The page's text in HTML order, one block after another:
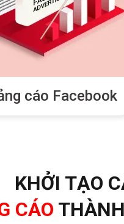
cáo Facebook
KHỞI TẠO
CÁO